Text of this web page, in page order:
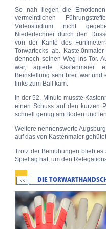
So nah liegen die
vermeintlichen
Videostudium nicht
Niederlechner durch den
von der Kante des
Torwartecks ab.
dennoch seinen Weg ins Tor.
war, agierte Kastenmaier
Beinstellung sehr breit war und
links zum Ball kam.
In der 52. Minute musste
einen Schuss auf den kurzen
schnell genug am Boden und
Weitere nennenswerte
auf das von Kastenmaier
Trotz der Bemühungen blieb
Spieltag hat, um den